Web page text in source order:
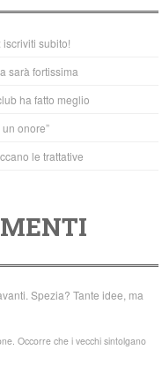
subito!
sarà fortissima
ha fatto meglio
onore”
le trattative
Spezia? Tante idee, ma
Occorre che i vecchi sintolgano